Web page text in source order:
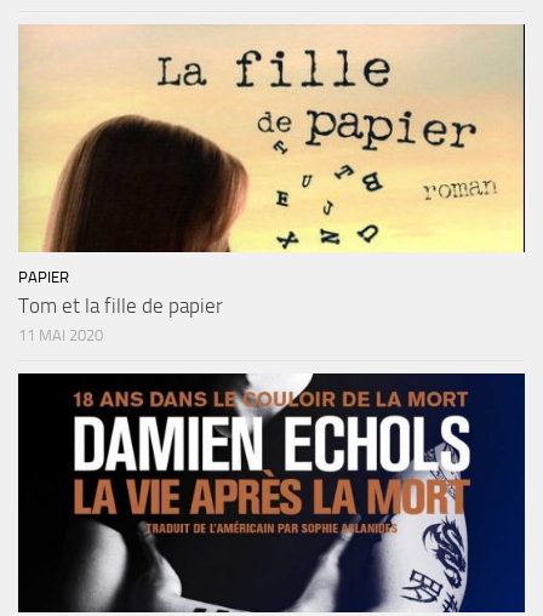
PAPIER
Tom et la fille de papier
11 MAI 2020